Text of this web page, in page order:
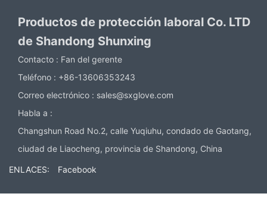
Productos de protección laboral Co. LTD
de Shandong Shunxing
Contacto : Fan del gerente
Teléfono : +86-13606353243
Correo electrónico : sales@sxglove.com
Habla a :
Changshun Road No.2, calle Yuqiuhu, condado de Gaotang,
ciudad de Liaocheng, provincia de Shandong, China
ENLACES: Facebook